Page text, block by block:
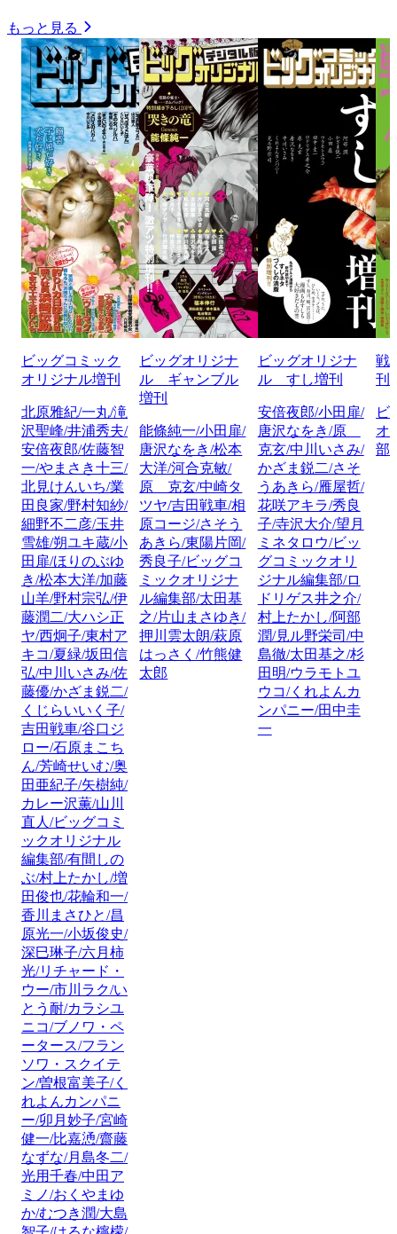
もっと見る
ビッグコミック
オリジナル増刊
北原雅紀/一丸/滝
沢聖峰/井浦秀夫/
安倍夜郎/佐藤智
一/やまさき十三/
北見けんいち/業
田良家/野村知紗/
細野不二彦/玉井
雪雄/朔ユキ蔵/小
田扉/ほりのぶゆ
き/松本大洋/加藤
山羊/野村宗弘/伊
藤潤二/大ハシ正
ヤ/西炯子/東村ア
キコ/夏緑/坂田信
弘/中川いさみ/佐
藤優/かざま鋭二/
くじらいいく子/
吉田戦車/谷口ジ
ロー/石原まこち
ん/芳崎せいむ/奥
田亜紀子/矢樹純/
カレー沢薫/山川
直人/ビッグコミ
ックオリジナル
編集部/有間しの
ぶ/村上たかし/増
田俊也/花輪和一/
香川まさひと/昌
原光一/小坂俊史/
深巳琳子/六月柿
光/リチャード・
ウー/市川ラク/い
とう耐/カラシユ
ニコ/ブノワ・ペ
ータース/フラン
ソワ・スクイテ
ン/曽根富美子/く
れよんカンパニ
ー/卯月妙子/宮崎
健一/比嘉慂/齋藤
なずな/月島冬二/
光用千春/中田ア
ミノ/おくやまゆ
か/むつき潤/大島
ビッグオリジナ
ル ギャンブル
増刊
能條純一/小田扉/
唐沢なをき/松本
大洋/河合克敏/
原 克玄/中崎タ
ツヤ/吉田戦車/相
原コージ/さそう
あきら/東陽片岡/
秀良子/ビッグコ
ミックオリジナ
ル編集部/太田基
之/片山まさゆき/
押川雲太朗/萩原
はっさく/竹熊健
太郎
ビッグオリジナ
ル すし増刊
安倍夜郎/小田扉/
唐沢なをき/原
克玄/中川いさみ/
かざま鋭二/さそ
うあきら/雁屋哲/
花咲アキラ/秀良
子/寺沢大介/望月
ミネタロウ/ビッ
グコミックオリ
ジナル編集部/ロ
ドリゲス井之介/
村上たかし/阿部
潤/見ル野栄司/中
島徹/太田基之/杉
田明/ウラモトユ
ウコ/くれよんカ
ンパニー/田中圭
一
戦
刊
ビ
オ
部